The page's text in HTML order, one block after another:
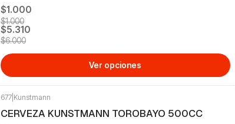
$1.000
$1.000
$5.310
$6.000
Ver opciones
677| Kunstmann
CERVEZA KUNSTMANN TOROBAYO 500CC